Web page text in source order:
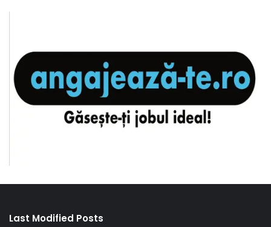
Last Modified Posts